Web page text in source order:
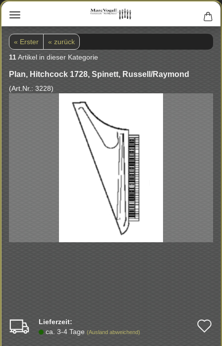
« Erster
« zurück
11Artikel in dieser Kategorie
Plan, Hitch­cock 1728, Spi­nett, Rus­sell/Ray­mond
(Art.Nr.: 3228)
Lieferzeit:
ca. 3-4 Tage (Ausland abweichend)